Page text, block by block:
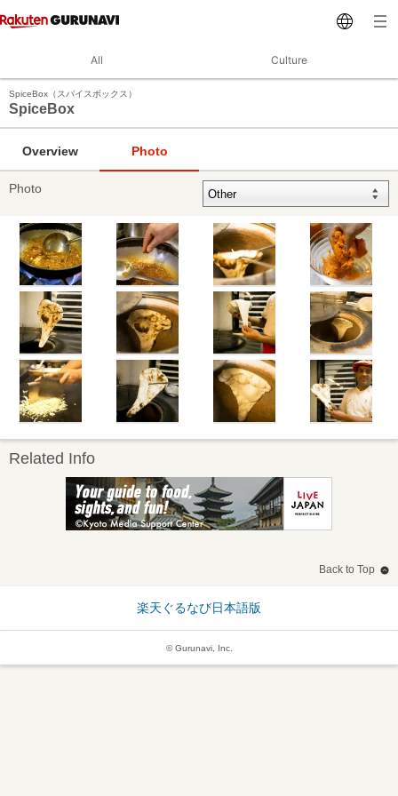
All Culture
SpiceBox（スパイスボックス）
SpiceBox
Overview Photo
Photo
Related Info
Back to Top
楽天ぐるなび日本語版
© Gurunavi, Inc.